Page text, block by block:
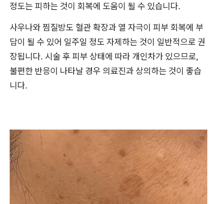
정도는 피하는 것이 회복에 도움이 될 수 있습니다.
사우나와 찜질방도 혈관 확장과 열 자극이 피부 회복에 부
담이 될 수 있어 일주일 정도 자제하는 것이 일반적으로 권
장됩니다. 시술 후 피부 상태에 따라 개인차가 있으므로,
불편한 반응이 나타날 경우 의료진과 상의하는 것이 좋습
니다.